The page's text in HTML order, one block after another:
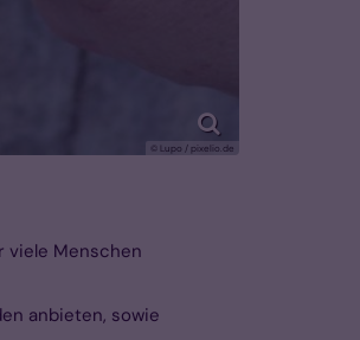
© Lupo / pixelio.de
viele Menschen
anbieten, sowie